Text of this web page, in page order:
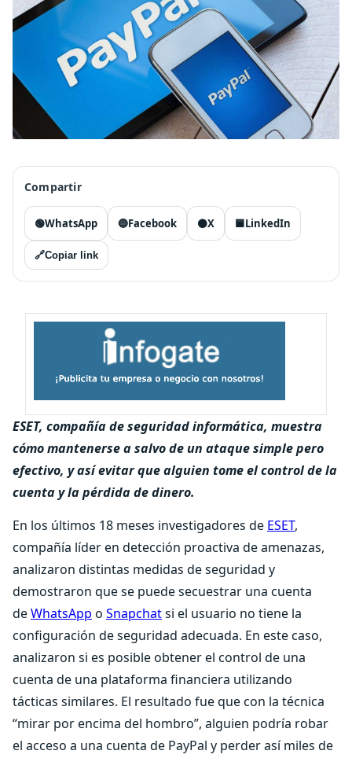
Compartir
🟢WhatsApp 🔵Facebook ⚫X 🟦LinkedIn
🔗Copiar link
ESET, compañía de seguridad informática, muestra
cómo mantenerse a salvo de un ataque simple pero
efectivo, y así evitar que alguien tome el control de la
cuenta y la pérdida de dinero.
En los últimos 18 meses investigadores de ESET,
compañía líder en detección proactiva de amenazas,
analizaron distintas medidas de seguridad y
demostraron que se puede secuestrar una cuenta
deWhatsApp o Snapchatsi el usuario no tiene la
configuración de seguridad adecuada. En este caso,
analizaron si es posible obtener el control de una
cuenta de una plataforma financiera utilizando
tácticas similares. El resultado fue que con la técnica
“mirar por encima del hombro”, alguien podría robar
el acceso a una cuenta de PayPal y perder así miles de